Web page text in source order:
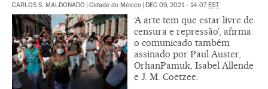
CARLOS S. MALDONADO Cidade do México DEC 09, 2021 - 14:07 EST
‘A arte tem que estar livre de
censura e repressão’, afirma
o comunicado também
assinado por Paul Auster,
OrhanPamuk, Isabel Allende
e J. M. Coetzee.